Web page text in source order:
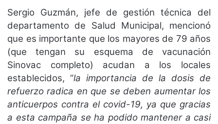
Sergio Guzmán, jefe de gestión técnica del
departamento de Salud Municipal, mencionó
que es importante que los mayores de 79 años
(que tengan su esquema de vacunación
Sinovac completo) acudan a los locales
establecidos, “la importancia de la dosis de
refuerzo radica en que se deben aumentar los
anticuerpos contra el covid-19, ya que gracias
a esta campaña se ha podido mantener a casi